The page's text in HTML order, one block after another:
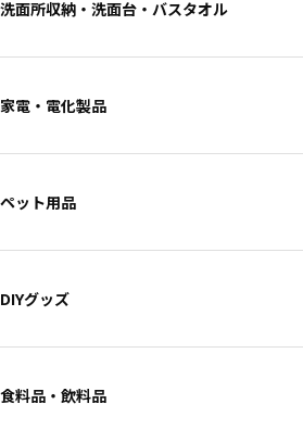
洗面所収納・洗面台・バスタオル
家電・電化製品
ペット用品
DIYグッズ
食料品・飲料品